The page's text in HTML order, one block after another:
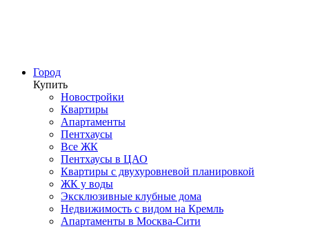
Город
Купить
Новостройки
Квартиры
Апартаменты
Пентхаусы
Все ЖК
Пентхаусы в ЦАО
Квартиры с двухуровневой планировкой
ЖК у воды
Эксклюзивные клубные дома
Недвижимость с видом на Кремль
Апартаменты в Москва-Сити